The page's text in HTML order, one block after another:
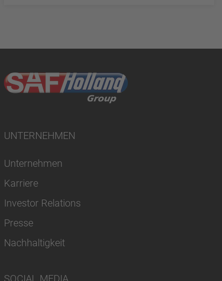
UNTERNEHMEN
Unternehmen
Karriere
Investor Relations
Presse
Nachhaltigkeit
SOCIAL MEDIA